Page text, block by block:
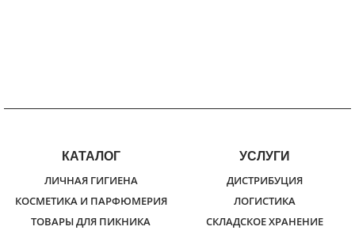
КАТАЛОГ
ЛИЧНАЯ ГИГИЕНА
КОСМЕТИКА И ПАРФЮМЕРИЯ
ТОВАРЫ ДЛЯ ПИКНИКА
УСЛУГИ
ДИСТРИБУЦИЯ
ЛОГИСТИКА
СКЛАДСКОЕ ХРАНЕНИЕ